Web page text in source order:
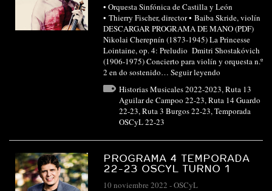
• Orquesta Sinfónica de Castilla y León
• Thierry Fischer, director • Baiba Skride, violín
DESCARGAR PROGRAMA DE MANO (PDF)
Nikolai Cherepnín (1873-1945) La Princesse
Lointaine, op. 4: Preludio Dmitri Shostakóvich
(1906-1975) Concierto para violín y orquesta n.º
2 en do sostenido… Seguir leyendo
Historias Musicales 2022-2023, Ruta 13
Aguilar de Campoo 22-23, Ruta 14 Guardo
22-23, Ruta 3 Burgos 22-23, Temporada
OSCyL 22-23
PROGRAMA 4 TEMPORADA
22-23 OSCYL TURNO 1
10 noviembre 2022 -OSCyL